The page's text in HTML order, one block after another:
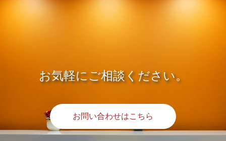
お気軽にご相談ください。
お問い合わせはこちら